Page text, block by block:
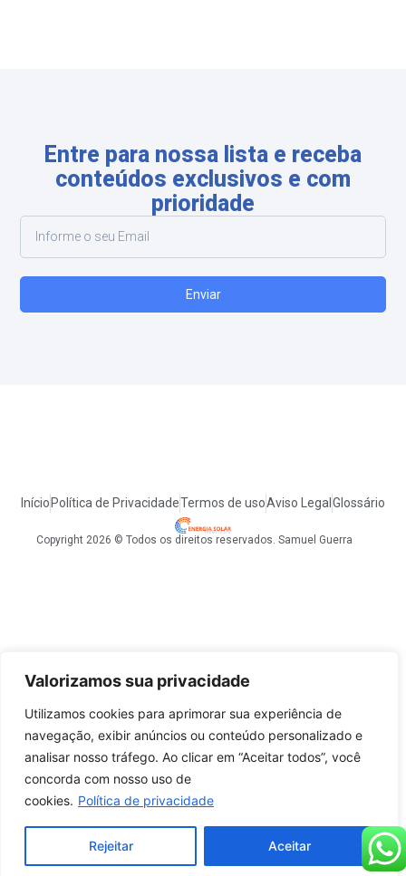
Valorizamos sua privacidade
Utilizamos cookies para aprimorar sua experiência de
navegação, exibir anúncios ou conteúdo personalizado e
analisar nosso tráfego. Ao clicar em “Aceitar todos”, você
concorda com nosso uso de
cookies. Política de privacidade
Rejeitar Aceitar
Entre para nossa lista e receba
conteúdos exclusivos e com
prioridade
Enviar
Início Política de PrivacidadeTermos de usoAviso Legal Glossário
Copyright 2026 © Todos os direitos reservados. Samuel Guerra